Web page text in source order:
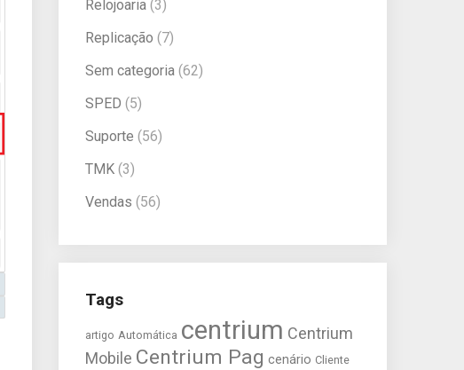
Relojoaria (3)
Replicação (7)
Sem categoria (62)
SPED (5)
Suporte (56)
TMK (3)
Vendas (56)
Tags
artigo Automática centrium Centrium
Mobile Centrium Pag cenário Cliente